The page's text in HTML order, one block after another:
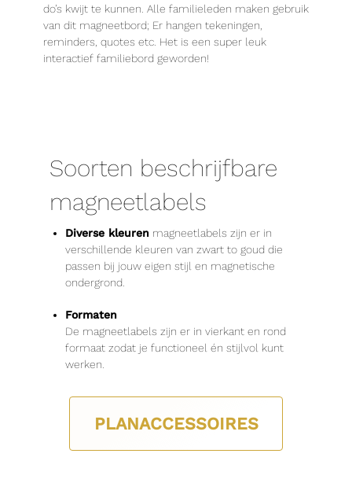
do’s kwijt te kunnen. Alle familieleden maken gebruik
van dit magneetbord; Er hangen tekeningen,
reminders, quotes etc. Het is een super leuk
interactief familiebord geworden!
Soorten beschrijfbare
magneetlabels
Diverse kleuren magneetlabels zijn er in
verschillende kleuren van zwart to goud die
passen bij jouw eigen stijl en magnetische
ondergrond.
Formaten
De magneetlabels zijn er in vierkant en rond
formaat zodat je functioneel én stijlvol kunt
werken.
PLANACCESSOIRES